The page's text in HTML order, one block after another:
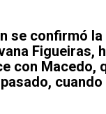
se confirmó
Figueiras,
con Macedo,
cuando